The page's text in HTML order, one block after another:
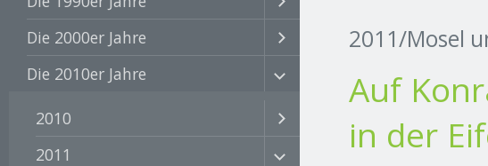
Die 2000er Jahre
Die 2010er Jahre
2010
2011
2011/Mosel
Auf
in der